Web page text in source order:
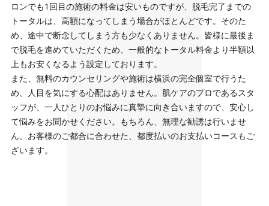
ロンでも1回目の施術の料金は安いものですが、脱毛完了までの
トータルは、高額になってしまう場合がほとんどです。そのた
め、途中で断念してしまう方も少なくありません。皆様に最後ま
で脱毛を進めていただくため、一般的なトータル料金より半額以
上もお安くなるよう設定しております。
また、無料のカウンセリングや施術は横浜の完全個室で行うた
め、人目を気にする心配はありません。肌ケアのプロであるスタ
ッフが、一人ひとりのお悩みに真摯に向き合いますので、安心し
て悩みをお聞かせください。もちろん、無理な勧誘は行いませ
ん。お客様のご都合に合わせた、都度払いのお支払いコースもご
ざいます。